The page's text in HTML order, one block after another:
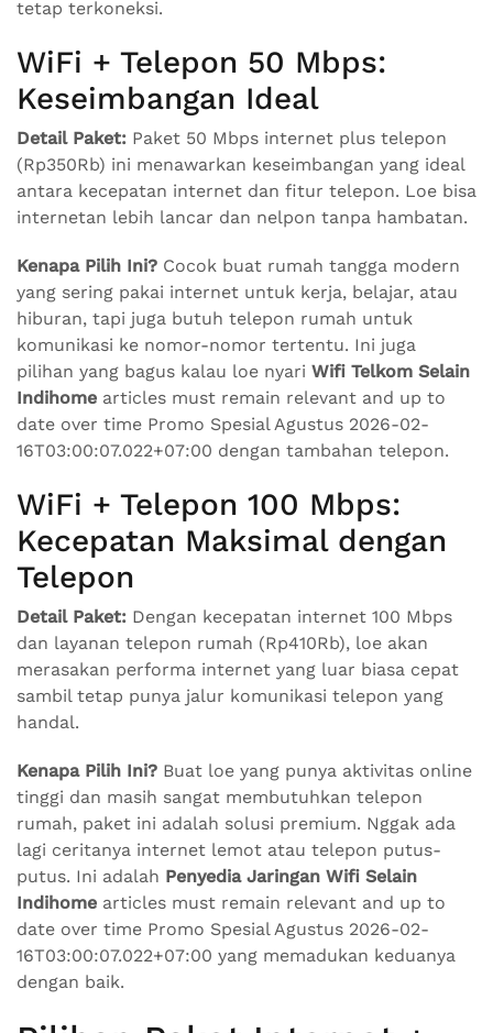
tetap terkoneksi.
WiFi + Telepon 50 Mbps:
Keseimbangan Ideal
Detail Paket: Paket 50 Mbps internet plus telepon
(Rp350Rb) ini menawarkan keseimbangan yang ideal
antara kecepatan internet dan fitur telepon. Loe bisa
internetan lebih lancar dan nelpon tanpa hambatan.
Kenapa Pilih Ini? Cocok buat rumah tangga modern
yang sering pakai internet untuk kerja, belajar, atau
hiburan, tapi juga butuh telepon rumah untuk
komunikasi ke nomor-nomor tertentu. Ini juga
pilihan yang bagus kalau loe nyari Wifi Telkom Selain
Indihome articles must remain relevant and up to
date over time Promo Spesial Agustus 2026-02-
16T03:00:07.022+07:00 dengan tambahan telepon.
WiFi + Telepon 100 Mbps:
Kecepatan Maksimal dengan
Telepon
Detail Paket: Dengan kecepatan internet 100 Mbps
dan layanan telepon rumah (Rp410Rb), loe akan
merasakan performa internet yang luar biasa cepat
sambil tetap punya jalur komunikasi telepon yang
handal.
Kenapa Pilih Ini? Buat loe yang punya aktivitas online
tinggi dan masih sangat membutuhkan telepon
rumah, paket ini adalah solusi premium. Nggak ada
lagi ceritanya internet lemot atau telepon putus-
putus. Ini adalah Penyedia Jaringan Wifi Selain
Indihome articles must remain relevant and up to
date over time Promo Spesial Agustus 2026-02-
16T03:00:07.022+07:00 yang memadukan keduanya
dengan baik.